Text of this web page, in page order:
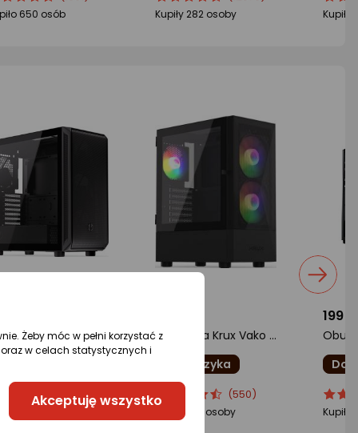
650 osób
produktu
produktu
Kupiły 282 osoby
Obudowa Endorfy Arx 700 Air (EY2A012)
5
(548)
211 osób
Obudowa Krux Vako RGB (KRX0132)
Do koszyka
produktu
4.5/5
produktu
(550)
Kupiły 773 osoby
199 zł
Do
ocena
Kupiło
Żeby móc w pełni korzystać z
w celach statystycznych i
Akceptuję wszystko